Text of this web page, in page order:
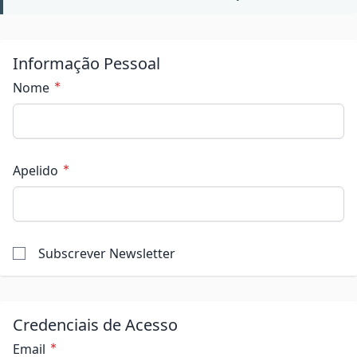
Informação Pessoal
Nome
Apelido
Subscrever Newsletter
Credenciais de Acesso
Email